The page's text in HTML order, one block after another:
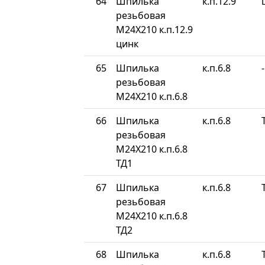
резьбовая
М24Х210 к.п.12.9
цинк
65
Шпилька
резьбовая
М24Х210 к.п.6.8
к.п.6.8 -
66
Шпилька
резьбовая
М24Х210 к.п.6.8
ТД1
к.п.6.8
67
Шпилька
резьбовая
М24Х210 к.п.6.8
ТД2
к.п.6.8
68
Шпилька
к.п.6.8